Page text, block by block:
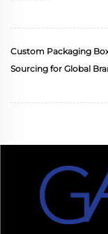
Custom Packaging
Sourcing for Global